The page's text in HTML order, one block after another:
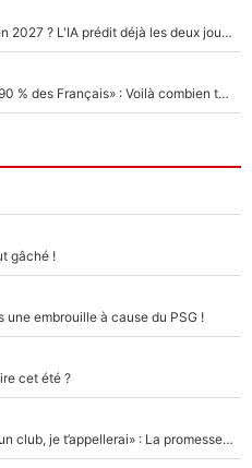
PSG : Deux gros transferts bouclés en 2027 ? L'IA prédit déjà les deux joueurs qui pourraient rejoindre Luis Enrique !
«C'est un beau salaire par rapport à 90 % des Français» : Voilà combien touchait Nelson Monfort sur France Télévisions avant de rejoindre CNews
gâché !
une embrouille à cause du PSG !
cet été ?
Mercato - OM - «Dès que je prends un club, je t’appellerai» : La promesse de Marcelino au moment de claquer la porte